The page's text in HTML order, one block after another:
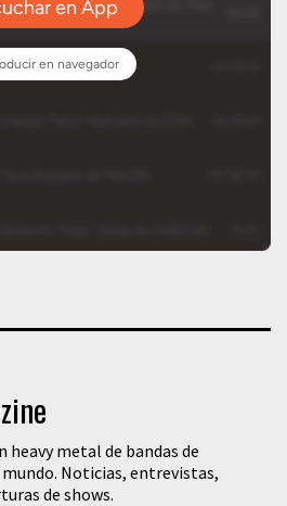
heavy metal de bandas de
Noticias, entrevistas,
de shows.